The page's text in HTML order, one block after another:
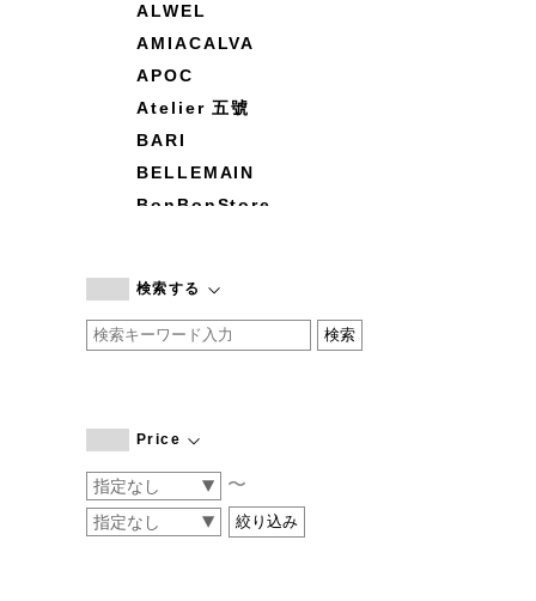
ALWEL
AMIACALVA
APOC
Atelier 五號
BARI
BELLEMAIN
BonBonStore
by basics
CATWORTH
COGTHEBIGSMOKE
CONVERSE
DEAN & DELUCA
検索する
Price
〜